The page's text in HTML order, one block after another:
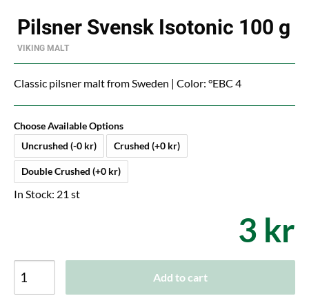
Pilsner Svensk Isotonic 100 g
VIKING MALT
Classic pilsner malt from Sweden | Color: °EBC 4
Choose Available Options
Uncrushed (-0 kr)
Crushed (+0 kr)
Double Crushed (+0 kr)
In Stock: 21 st
3 kr
Add to cart